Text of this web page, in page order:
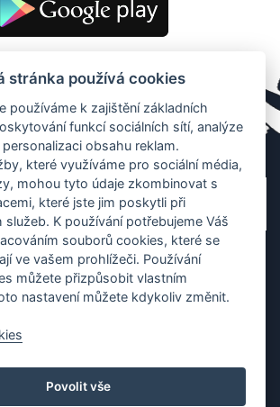
- 2026 , created
stránka používá cookies
používáme k zajištění základních
funkcí sociálních sítí, analýze
obsahu reklam.
které využíváme pro sociální média,
mohou tyto údaje zkombinovat s
které jste jim poskytli při
služeb. K používání potřebujeme Váš
souborů cookies, které se
ve vašem prohlížeči. Používání
můžete přizpůsobit vlastním
nastavení můžete kdykoliv změnit.
Povolit vše